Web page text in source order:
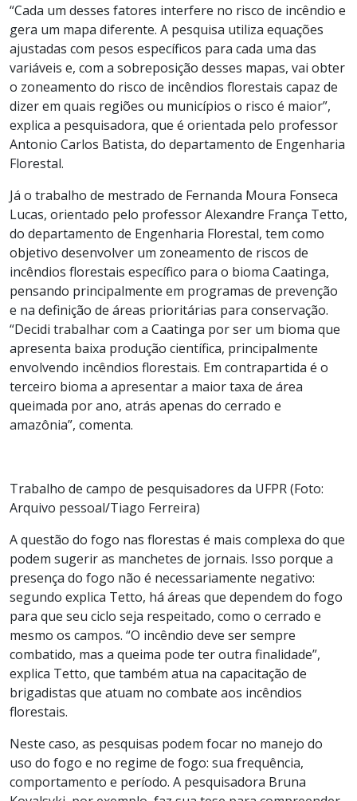
“Cada um desses fatores interfere no risco de incêndio e
gera um mapa diferente. A pesquisa utiliza equações
ajustadas com pesos específicos para cada uma das
variáveis e, com a sobreposição desses mapas, vai obter
o zoneamento do risco de incêndios florestais capaz de
dizer em quais regiões ou municípios o risco é maior”,
explica a pesquisadora, que é orientada pelo professor
Antonio Carlos Batista, do departamento de Engenharia
Florestal.
Já o trabalho de mestrado de Fernanda Moura Fonseca
Lucas, orientado pelo professor Alexandre França Tetto,
do departamento de Engenharia Florestal, tem como
objetivo desenvolver um zoneamento de riscos de
incêndios florestais específico para o bioma Caatinga,
pensando principalmente em programas de prevenção
e na definição de áreas prioritárias para conservação.
“Decidi trabalhar com a Caatinga por ser um bioma que
apresenta baixa produção científica, principalmente
envolvendo incêndios florestais. Em contrapartida é o
terceiro bioma a apresentar a maior taxa de área
queimada por ano, atrás apenas do cerrado e
amazônia”, comenta.
Trabalho de campo de pesquisadores da UFPR (Foto:
Arquivo pessoal/Tiago Ferreira)
A questão do fogo nas florestas é mais complexa do que
podem sugerir as manchetes de jornais. Isso porque a
presença do fogo não é necessariamente negativo:
segundo explica Tetto, há áreas que dependem do fogo
para que seu ciclo seja respeitado, como o cerrado e
mesmo os campos. “O incêndio deve ser sempre
combatido, mas a queima pode ter outra finalidade”,
explica Tetto, que também atua na capacitação de
brigadistas que atuam no combate aos incêndios
florestais.
Neste caso, as pesquisas podem focar no manejo do
uso do fogo e no regime de fogo: sua frequência,
comportamento e período. A pesquisadora Bruna